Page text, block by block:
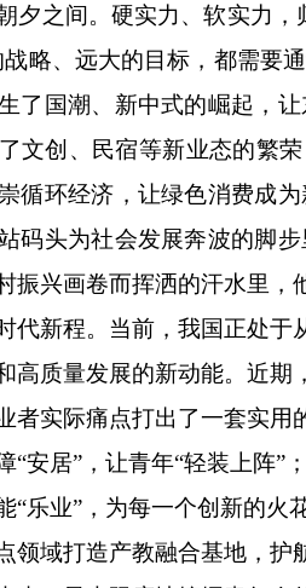
之间。硬实力、软实力，
略、远大的目标，都需要
了国潮、新中式的崛起，
文创、民宿等新业态的繁
循环经济，让绿色消费成
码头为社会发展奔波的脚
振兴画卷而挥洒的汗水里，
代新程。当前，我国正处于
高质量发展的新动能。近
者实际痛点打出了一套实
“安居”，让青年“轻装上阵
“乐业”，为每一个创新的火
领域打造产教融合基地，护